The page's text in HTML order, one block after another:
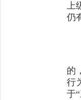
上
仍
的
行
于